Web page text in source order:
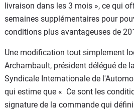
livraison dans les 3 mois », ce qui
semaines supplémentaires pour
conditions plus avantageuses de
Une modification tout simplement
Archambault, président délégué de
Syndicale Internationale de
qui estime que « Ce sont les
signature de la commande qui